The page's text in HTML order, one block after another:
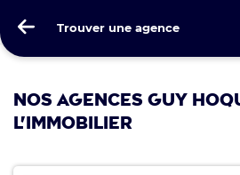
Trouver une agence
Guy Hoquet
NOS AGENCES GUY
L'IMMOBILIER